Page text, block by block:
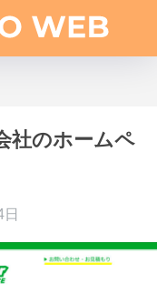
社のホームペ